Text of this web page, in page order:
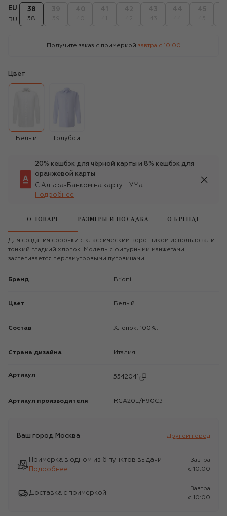
EU
RU
38
38
Получите заказ с примеркой завтра c 10:00
Цвет
Белый Голубой
20% кешбэк для чёрной карты и 8% кешбэк для
оранжевой карты
С Альфа-Банком на карту ЦУМа
Подробнее
О ТОВАРЕ РАЗМЕРЫ И ПОСАДКА О БРЕНДЕ
Для создания сорочки с классическим воротником использовали
тонкий гладкий хлопок. Модель с фигурными манжетами
застегивается перламутровыми пуговицами.
Бренд Brioni
Цвет Белый
Состав Хлопок: 100%;
Страна дизайна Италия
Артикул 5542041
Артикул производителя RCA20L/P90C3
Ваш город Москва Другой город
Примерка в одном из 6 пунктов выдачи
Подробнее
Завтра
c 10:00
Доставка с примеркой
Завтра
c 10:00